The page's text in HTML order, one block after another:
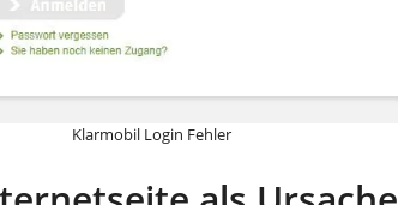
Klarmobil Login Fehler